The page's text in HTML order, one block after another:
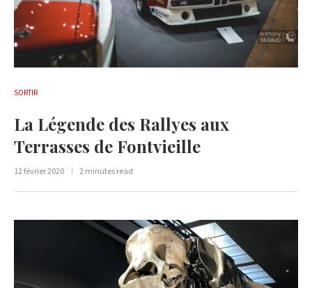
SORTIR
La Légende des Rallyes aux
Terrasses de Fontvieille
12 février 2020 2 minutes read